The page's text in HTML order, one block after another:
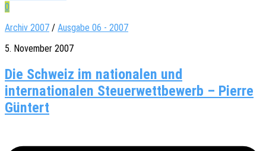
0
Archiv 2007 / Ausgabe 06 - 2007
5. November 2007
Die Schweiz im nationalen und
internationalen Steuerwettbewerb – Pierre
Güntert